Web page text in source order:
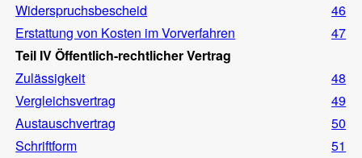
Widerspruchsbescheid
46
Erstattung von Kosten im Vorverfahren
47
Teil IV Öffentlich-rechtlicher Vertrag
Zulässigkeit
48
Vergleichsvertrag
49
Austauschvertrag
50
Schriftform
51